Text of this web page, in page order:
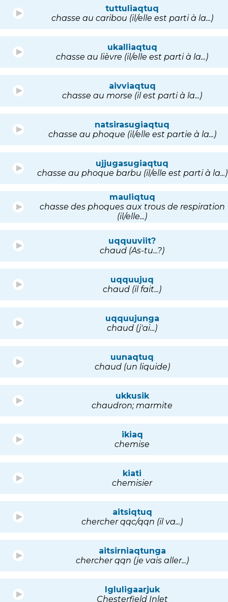
tuttuliaqtuq
chasse au caribou (il/elle est parti à la...)
ukalliaqtuq
chasse au lièvre (il/elle est parti à la...)
aivviaqtuq
chasse au morse (il est parti à la...)
natsirasugiaqtuq
chasse au phoque (il/elle est partie à la...)
ujjugasugiaqtuq
chasse au phoque barbu (il/elle est parti à la...)
mauliqtuq
chasse des phoques aux trous de respiration
(il/elle...)
uqquuviit?
chaud (As-tu...?)
uqquujuq
chaud (il fait...)
uqquujunga
chaud (j'ai...)
uunaqtuq
chaud (un liquide)
ukkusik
chaudron; marmite
ikiaq
chemise
kiati
chemisier
aitsiqtuq
chercher qqc/qqn (il va...)
aitsirniaqtunga
chercher qqn (je vais aller...)
Igluligaarjuk
Chesterfield Inlet